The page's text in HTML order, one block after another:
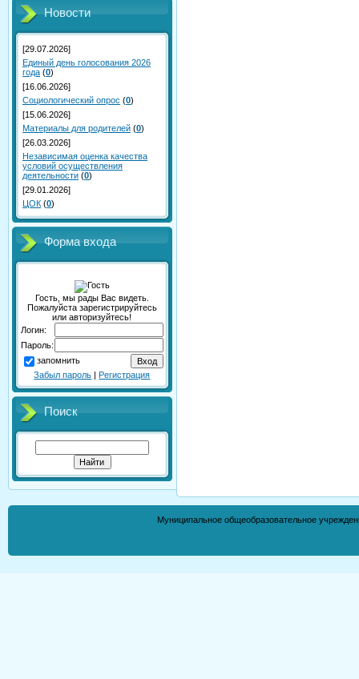
Новости
[29.07.2026]
Единый день голосования 2026
года (0)
[16.06.2026]
Социологический опрос (0)
[15.06.2026]
Материалы для родителей (0)
[26.03.2026]
Независимая оценка качества
условий осуществления
деятельности (0)
[29.01.2026]
ЦОК (0)
Форма входа
Гость, мы рады Вас видеть.
Пожалуйста зарегистрируйтесь
или авторизуйтесь!
Логин:
Пароль:
запомнить
Забыл пароль |Регистрация
Поиск
Муниципальное общеобразовательное